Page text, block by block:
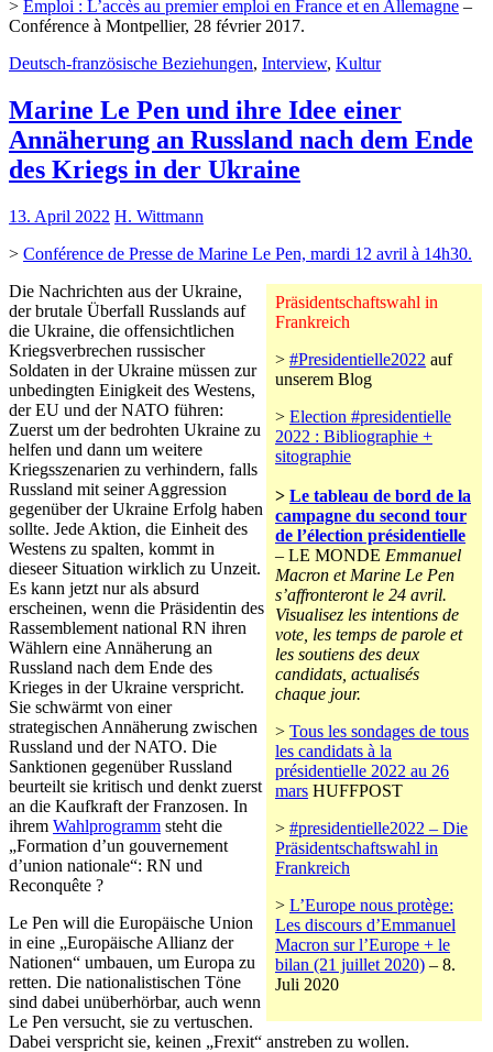
> Emploi : L’accès au premier emploi en France et en Allemagne –
Conférence à Montpellier, 28 février 2017.
Deutsch-französische Beziehungen, Interview, Kultur
Marine Le Pen und ihre Idee einer
Annäherung an Russland nach dem Ende
des Kriegs in der Ukraine
13. April 2022 H. Wittmann
> Conférence de Presse de Marine Le Pen, mardi 12 avril à 14h30.
Präsidentschaftswahl in
Frankreich
> #Presidentielle2022 auf
unserem Blog
> Election #presidentielle
2022 : Bibliographie +
sitographie
> Le tableau de bord de la
campagne du second tour
de l’élection présidentielle
– LE MONDE Emmanuel
Macron et Marine Le Pen
s’affronteront le 24 avril.
Visualisez les intentions de
vote, les temps de parole et
les soutiens des deux
candidats, actualisés
chaque jour.
> Tous les sondages de tous
les candidats à la
présidentielle 2022 au 26
mars HUFFPOST
> #presidentielle2022 – Die
Präsidentschaftswahl in
Frankreich
> L’Europe nous protège:
Les discours d’Emmanuel
Macron sur l’Europe + le
bilan (21 juillet 2020) – 8.
Juli 2020
Die Nachrichten aus der Ukraine,
der brutale Überfall Russlands auf
die Ukraine, die offensichtlichen
Kriegsverbrechen russischer
Soldaten in der Ukraine müssen zur
unbedingten Einigkeit des Westens,
der EU und der NATO führen:
Zuerst um der bedrohten Ukraine zu
helfen und dann um weitere
Kriegsszenarien zu verhindern, falls
Russland mit seiner Aggression
gegenüber der Ukraine Erfolg haben
sollte. Jede Aktion, die Einheit des
Westens zu spalten, kommt in
dieseer Situation wirklich zu Unzeit.
Es kann jetzt nur als absurd
erscheinen, wenn die Präsidentin des
Rassemblement national RN ihren
Wählern eine Annäherung an
Russland nach dem Ende des
Krieges in der Ukraine verspricht.
Sie schwärmt von einer
strategischen Annäherung zwischen
Russland und der NATO. Die
Sanktionen gegenüber Russland
beurteilt sie kritisch und denkt zuerst
an die Kaufkraft der Franzosen. In
ihrem Wahlprogramm steht die
„Formation d’un gouvernement
d’union nationale“: RN und
Reconquête ?
Le Pen will die Europäische Union
in eine „Europäische Allianz der
Nationen“ umbauen, um Europa zu
retten. Die nationalistischen Töne
sind dabei unüberhörbar, auch wenn
Le Pen versucht, sie zu vertuschen.
Dabei verspricht sie, keinen „Frexit“ anstreben zu wollen.